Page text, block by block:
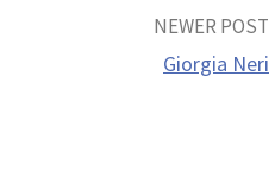
NEWER POST
Giorgia Neri